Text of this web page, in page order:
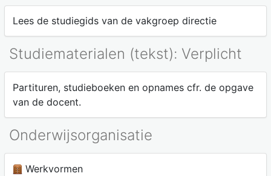
Lees de studiegids van de vakgroep directie
Studiematerialen (tekst): Verplicht
Partituren, studieboeken en opnames cfr. de opgave
van de docent.
Onderwijsorganisatie
Werkvormen